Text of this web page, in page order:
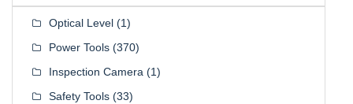
Optical Level (1)
Power Tools (370)
Inspection Camera (1)
Safety Tools (33)